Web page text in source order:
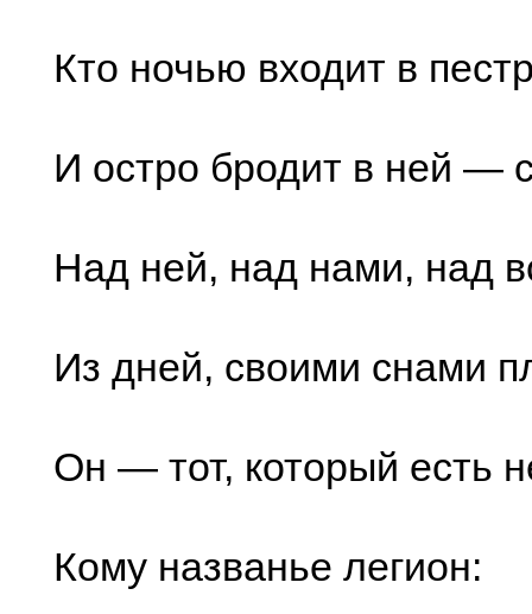
Кто ночью входит в
И остро бродит в ней —
Над ней, над нами, над
Из дней, своими снами
Он — тот, который есть
Кому названье легион: